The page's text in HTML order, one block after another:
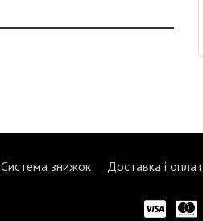
Система знижок Доставка і